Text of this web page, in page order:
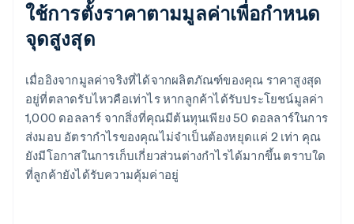
ใช้การตั้งราคาตามมูลค่าเพื่อกำหนด
จุดสูงสุด
เมื่ออิงจากมูลค่าจริงที่ได้จากผลิตภัณฑ์ของคุณ ราคาสูงสุด
อยู่ที่ตลาดรับไหวคือเท่าไร หากลูกค้าได้รับประโยชน์มูลค่า
1,000 ดอลลาร์ จากสิ่งที่คุณมีต้นทุนเพียง 50 ดอลลาร์ในการ
ส่งมอบ อัตรากำไรของคุณไม่จำเป็นต้องหยุดแค่ 2 เท่า คุณ
ยังมีโอกาสในการเก็บเกี่ยวส่วนต่างกำไรได้มากขึ้น ตราบใด
ที่ลูกค้ายังได้รับความคุ้มค่าอยู่